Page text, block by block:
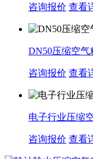
咨询报价 查看
DN50压缩空气
咨询报价 查看
电子行业压缩
咨询报价 查看